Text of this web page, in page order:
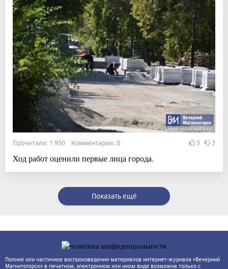
Прочитали: 1 950 Комментарии: 0 5 3
Ход работ оценили первые лица города.
Показать ещё
Полное или частичное воспроизведении материалов интернет-журнала «Вечерний
Магнитогорск» в печатном, электронном или ином виде возможна только с